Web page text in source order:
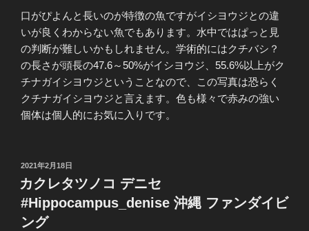
口がぴよんと長いのが特徴の魚ですがイシヨウジとの違
いが良くわからない魚でもあります。水中ではぱっと見
の判断が難しいかもしれません。学術的にはクチバシ？
の長さが頭長の47.6～50%がイシヨウジ、55.6%以上がク
チナガイシヨウジということなので、この写真は恐らく
クチナガイシヨウジと言えます。色も様々で赤みの強い
個体は個人的にお気に入りです。
投
稿
日:
2021年2月18日
カクレタツノコ デニセ
#Hippocampus_denise 沖縄 ファンダイビ
ング